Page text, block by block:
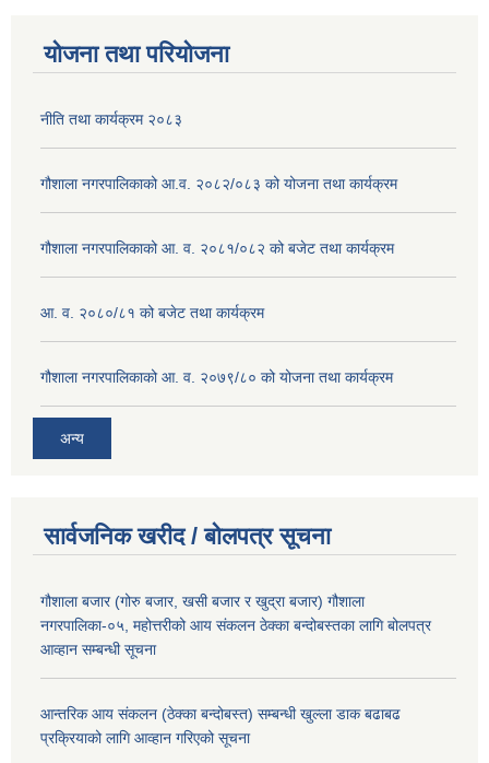
योजना तथा परियोजना
नीति तथा कार्यक्रम २०८३
गौशाला नगरपालिकाको आ.व. २०८२/०८३ को योजना तथा कार्यक्रम
गौशाला नगरपालिकाको आ. व. २०८१/०८२ को बजेट तथा कार्यक्रम
आ. व. २०८०/८१ को बजेट तथा कार्यक्रम
गौशाला नगरपालिकाको आ. व. २०७९/८० को योजना तथा कार्यक्रम
अन्य
सार्वजनिक खरीद / बोलपत्र सूचना
गौशाला बजार (गोरु बजार, खसी बजार र खुद्रा बजार) गौशाला
नगरपालिका-०५, महोत्तरीको आय संकलन ठेक्का बन्दोबस्तका लागि बोलपत्र
आव्हान सम्बन्धी सूचना
आन्तरिक आय संकलन (ठेक्का बन्दोबस्त) सम्बन्धी खुल्ला डाक बढाबढ
प्रक्रियाको लागि आव्हान गरिएको सूचना